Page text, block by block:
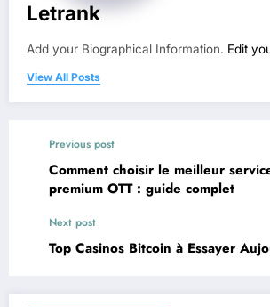
Letrank
Add your Biographical Information. Edit
View All Posts
Previous post
Comment choisir le meilleur
premium OTT : guide complet
Next post
Top Casinos Bitcoin à Essayer